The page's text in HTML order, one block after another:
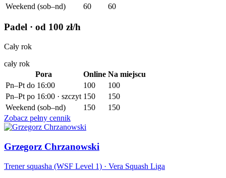
Weekend (sob–nd)
60 60
Padel · od 100 zł/h
Cały rok
cały rok
Pora
Online Na miejscu
Pn–Pt do 16:00
100
100
Pn–Pt po 16:00 · szczyt 150
150
Weekend (sob–nd)
150
150
Zobacz pełny cennik
Grzegorz Chrzanowski
Trener squasha (WSF Level 1) · Vera Squash Liga